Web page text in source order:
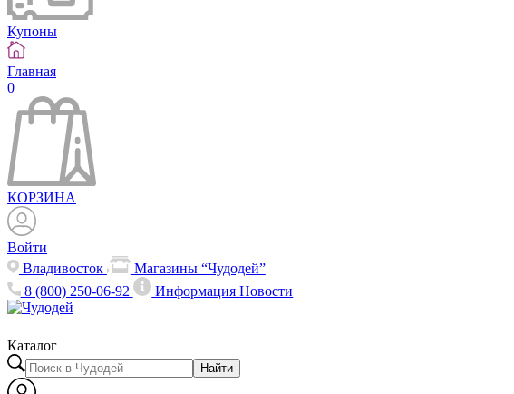
Купоны
Главная
0
КОРЗИНА
Войти
Владивосток
Магазины “Чудодей”
8 (800) 250-06-92
ИнформацияНовости
Каталог
Найти